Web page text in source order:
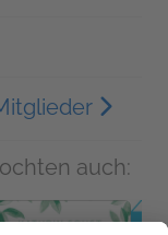
auch: